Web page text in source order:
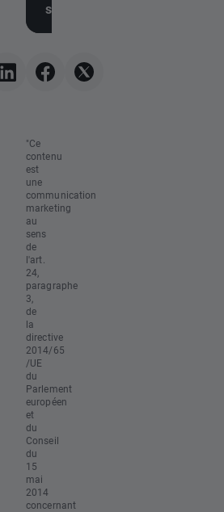
supérieurs aux attentes
"Ce
contenu
est
une
communication
marketing
au
sens
de
l'art.
24,
paragraphe
3,
de
la
directive
2014/65
/UE
du
Parlement
européen
et
du
Conseil
du
15
mai
2014
concernant